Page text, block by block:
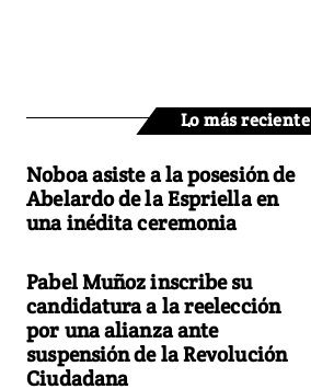
Lo más reciente
Noboa asiste a la posesión de
Abelardo de la Espriella en
una inédita ceremonia
Pabel Muñoz inscribe su
candidatura a la reelección
por una alianza ante
suspensión de la Revolución
Ciudadana